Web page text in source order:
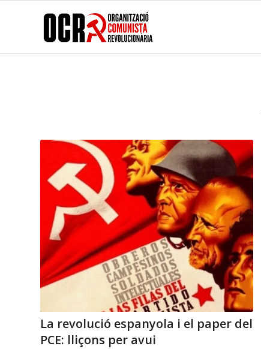
La revolució espanyola i el paper del
PCE: lliçons per avui